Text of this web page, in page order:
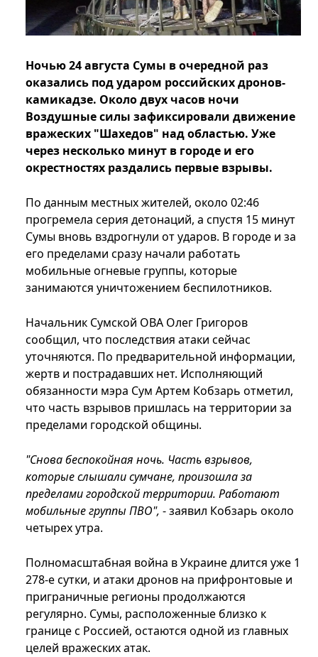
Ночью 24 августа Сумы в очередной раз
оказались под ударом российских дронов-
камикадзе. Около двух часов ночи
Воздушные силы зафиксировали движение
вражеских "Шахедов" над областью. Уже
через несколько минут в городе и его
окрестностях раздались первые взрывы.
По данным местных жителей, около 02:46
прогремела серия детонаций, а спустя 15 минут
Сумы вновь вздрогнули от ударов. В городе и за
его пределами сразу начали работать
мобильные огневые группы, которые
занимаются уничтожением беспилотников.
Начальник Сумской ОВА Олег Григоров
сообщил, что последствия атаки сейчас
уточняются. По предварительной информации,
жертв и пострадавших нет. Исполняющий
обязанности мэра Сум Артем Кобзарь отметил,
что часть взрывов пришлась на территории за
пределами городской общины.
"Снова беспокойная ночь. Часть взрывов,
которые слышали сумчане, произошла за
пределами городской территории. Работают
мобильные группы ПВО", - заявил Кобзарь около
четырех утра.
Полномасштабная война в Украине длится уже 1
278-е сутки, и атаки дронов на прифронтовые и
приграничные регионы продолжаются
регулярно. Сумы, расположенные близко к
границе с Россией, остаются одной из главных
целей вражеских атак.